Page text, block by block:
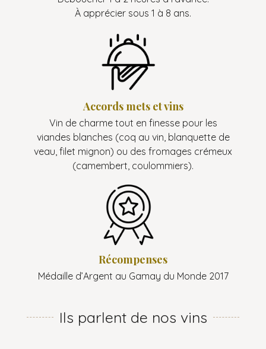
À apprécier sous 1 à 8 ans.
Accords mets et vins
Vin de charme tout en finesse pour les
viandes blanches (coq au vin, blanquette de
veau, filet mignon) ou des fromages crémeux
(camembert, coulommiers).
Récompenses
Médaille d’Argent au Gamay du Monde 2017
Ils parlent de nos vins